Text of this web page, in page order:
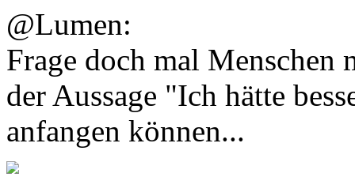
@Lumen:
Frage doch mal
der Aussage "Ich hätte
anfangen können...